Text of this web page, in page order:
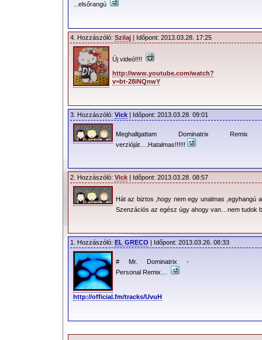
...elsőrangú
4. Hozzászóló: Szilaj | Időpont: 2013.03.28. 17:25
Új videó!!!!
http://www.youtube.com/watch?
v=bt-28iNQnwY
3. Hozzászóló: Vick | Időpont: 2013.03.28. 09:01
Meghallgattam Dominatrix Remix
verzióját….Hatalmas!!!!!!
2. Hozzászóló: Vick | Időpont: 2013.03.28. 08:57
Hát az biztos ,hogy nem egy unalmas ,egyhangú
Szenzációs az egész úgy ahogy van…nem tudok
1. Hozzászóló: EL GRECO | Időpont: 2013.03.26. 08:33
# Mr. Dominatrix -
Personal Remix…
http://official.fm/tracks/UvuH